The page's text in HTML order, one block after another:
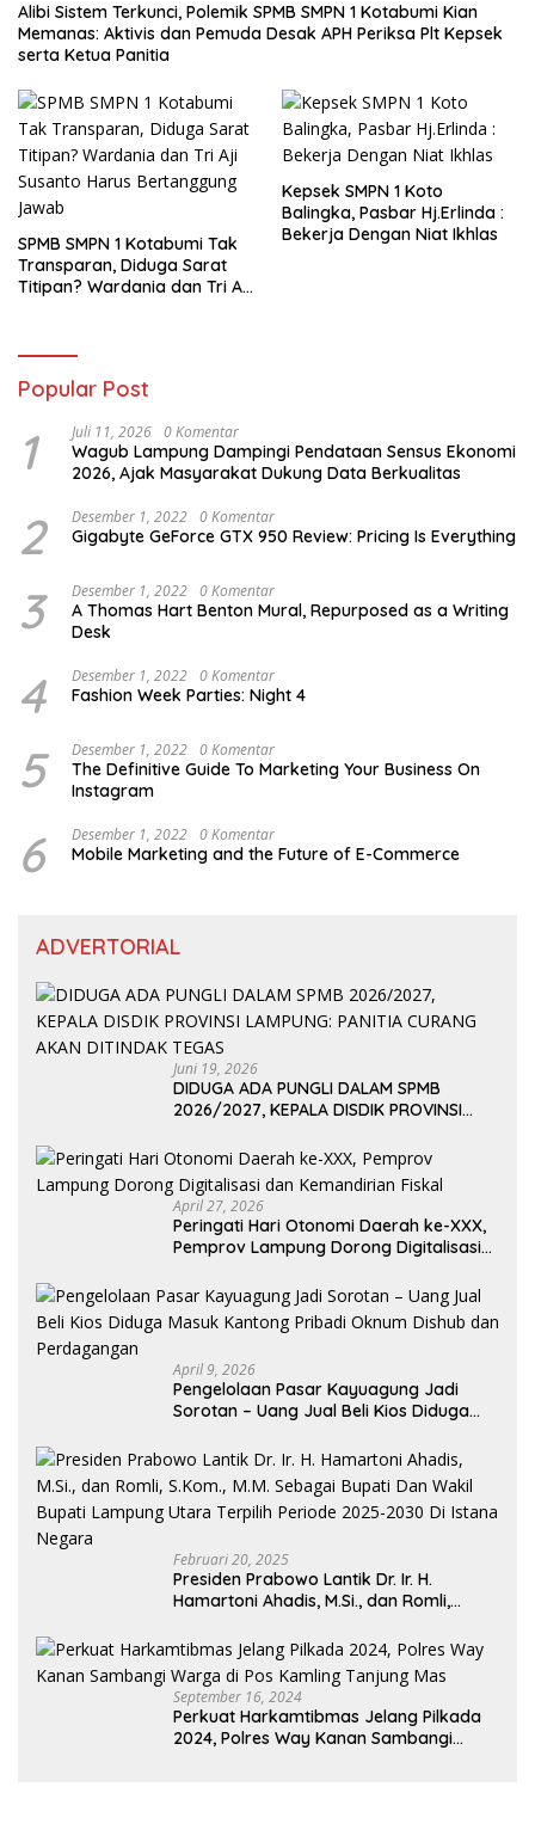
Alibi Sistem Terkunci, Polemik SPMB SMPN 1 Kotabumi Kian
Memanas: Aktivis dan Pemuda Desak APH Periksa Plt Kepsek
serta Ketua Panitia
SPMB SMPN 1 Kotabumi Tak
Transparan, Diduga Sarat
Titipan? Wardania dan Tri Aji
Kepsek SMPN 1 Koto
Balingka, Pasbar Hj.Erlinda :
Bekerja Dengan Niat Ikhlas
Popular Post
1 Juli 11, 2026 0 Komentar
Wagub Lampung Dampingi Pendataan Sensus Ekonomi
2026, Ajak Masyarakat Dukung Data Berkualitas
2 Desember 1, 2022 0 Komentar
Gigabyte GeForce GTX 950 Review: Pricing Is Everything
3 Desember 1, 2022 0 Komentar
A Thomas Hart Benton Mural, Repurposed as a Writing
Desk
4 Desember 1, 2022 0 Komentar
Fashion Week Parties: Night 4
5 Desember 1, 2022 0 Komentar
The Definitive Guide To Marketing Your Business On
Instagram
6 Desember 1, 2022 0 Komentar
Mobile Marketing and the Future of E-Commerce
ADVERTORIAL
Juni 19, 2026
DIDUGA ADA PUNGLI DALAM SPMB
2026/2027, KEPALA DISDIK PROVINSI
DITINDAK TEGAS
April 27, 2026
Peringati Hari Otonomi Daerah ke-XXX,
Pemprov Lampung Dorong Digitalisasi
April 9, 2026
Pengelolaan Pasar Kayuagung Jadi
Sorotan – Uang Jual Beli Kios Diduga
dan Perdagangan
Februari 20, 2025
Presiden Prabowo Lantik Dr. Ir. H.
Hamartoni Ahadis, M.Si., dan Romli,
Bupati Lampung Utara Terpilih Periode
2025-2030 Di Istana Negara
September 16, 2024
Perkuat Harkamtibmas Jelang Pilkada
2024, Polres Way Kanan Sambangi